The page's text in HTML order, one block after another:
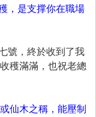
，是支撑你在職場
號，終於收到了我
穫滿滿，也祝老總
仙木之稱，能壓制